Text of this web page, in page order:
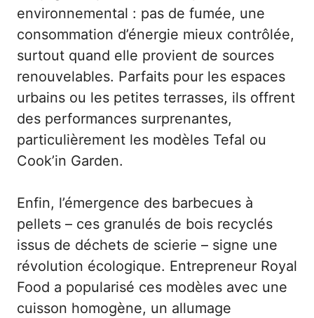
environnemental : pas de fumée, une
consommation d’énergie mieux contrôlée,
surtout quand elle provient de sources
renouvelables. Parfaits pour les espaces
urbains ou les petites terrasses, ils offrent
des performances surprenantes,
particulièrement les modèles Tefal ou
Cook’in Garden.
Enfin, l’émergence des barbecues à
pellets – ces granulés de bois recyclés
issus de déchets de scierie – signe une
révolution écologique. Entrepreneur Royal
Food a popularisé ces modèles avec une
cuisson homogène, un allumage